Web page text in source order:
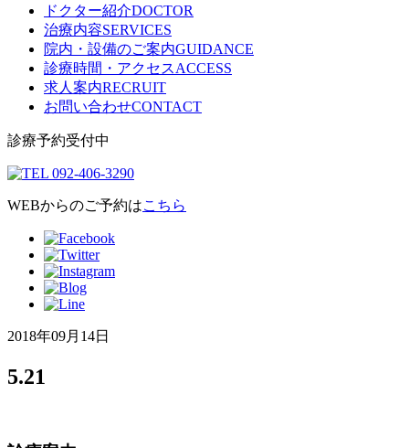
ドクター紹介DOCTOR
治療内容SERVICES
院内・設備のご案内GUIDANCE
診療時間・アクセスACCESS
求人案内RECRUIT
お問い合わせCONTACT
診療予約受付中
WEBからのご予約はこちら
2018年09月14日
5.21